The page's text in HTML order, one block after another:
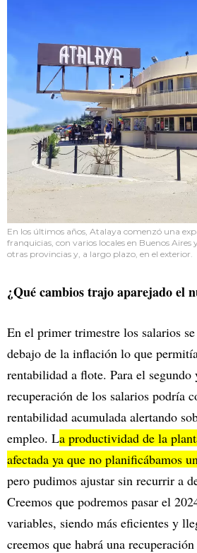
En los últimos años, Atalaya comenzó una
franquicias, con varios locales en Buenos Aires
otras provincias y, a largo plazo, en el exterior.
¿Qué cambios trajo aparejado el
En el primer trimestre los salarios
debajo de la inflación lo que
rentabilidad a flote. Para el
recuperación de los salarios podría
rentabilidad acumulada alertando
empleo. La productividad de la
afectada ya que no planificábamos
pero pudimos ajustar sin recurrir a
Creemos que podremos pasar el
variables, siendo más eficientes y
creemos que habrá una